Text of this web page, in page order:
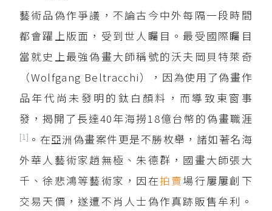
藝術品偽作爭議，不論古今中外每隔一段時間
都會躍上版面，受到世人矚目。最受國際矚目
當就史上最強偽畫大師稱號的沃夫岡貝特萊奇
（Wolfgang Beltracchi），因為使用了偽畫作
品年代尚未發明的鈦白顏料，而導致東窗事
發，揭開了長達40年海撈18億台幣的偽畫職涯
[1] 。在亞洲偽畫案件更是不勝枚舉，諸如著名海
外華人藝術家趙無極、朱德群，國畫大師張大
千、徐悲鴻等藝術家，因在拍賣場行屢屢創下
交易天價，遂遭不肖人士偽作真跡販售牟利。